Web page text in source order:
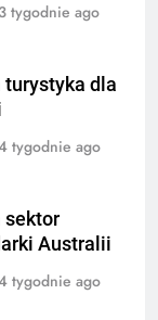
3 tygodnie ago
dla
tygodnie ago
sektor
Australii
tygodnie ago